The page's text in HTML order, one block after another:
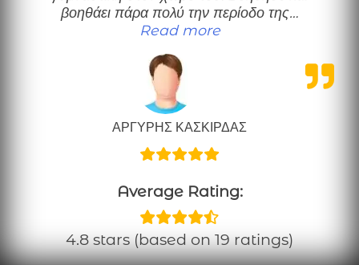
βοηθάει πάρα πολύ την περίοδο της…
Read more“Το προτείνω
ΑΡΓΥΡΗΣ ΚΑΣΚΙΡΔΑΣ
Average Rating:
4.8 stars (based on 19 ratings)